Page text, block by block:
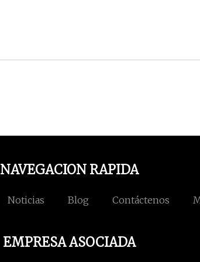
NAVEGACION RAPIDA
Noticias Blog Contáctenos
EMPRESA ASOCIADA